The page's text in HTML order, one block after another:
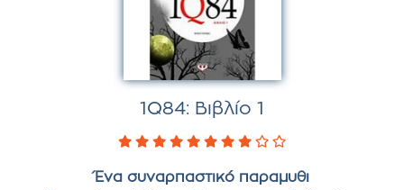
1Q84: Βιβλίο 1
Ένα συναρπαστικό παραμυθι